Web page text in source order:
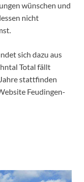
wünschen und
nicht
sich dazu aus
Total fällt
stattfinden
Feudingen-